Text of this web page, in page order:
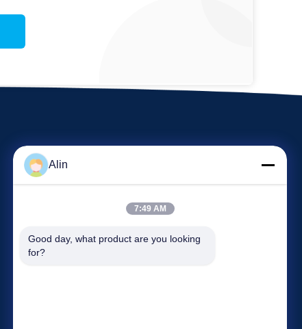
Veranstaltungen
Antrag Ein Zitat
Alin
7:49 AM
Good day, what product are you looking
for?